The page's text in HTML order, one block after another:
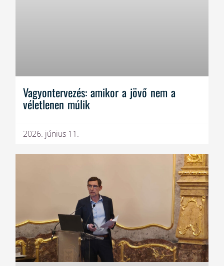
Vagyontervezés: amikor a jövő nem a
véletlenen múlik
2026. június 11.